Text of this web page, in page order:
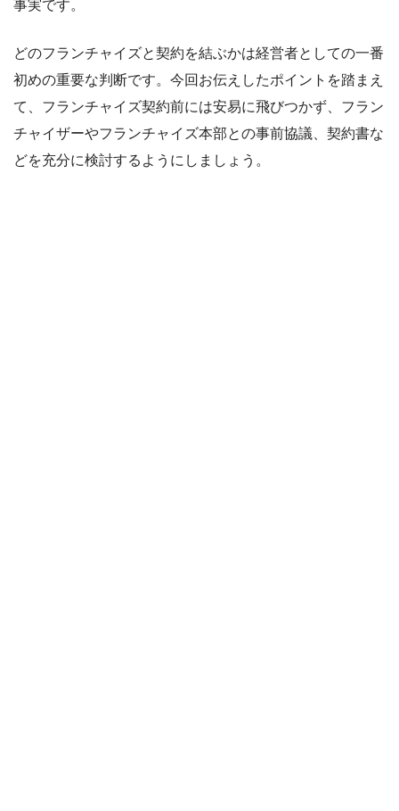
事実です。
どのフランチャイズと契約を結ぶかは経営者としての一番
初めの重要な判断です。今回お伝えしたポイントを踏まえ
て、フランチャイズ契約前には安易に飛びつかず、フラン
チャイザーやフランチャイズ本部との事前協議、契約書な
どを充分に検討するようにしましょう。